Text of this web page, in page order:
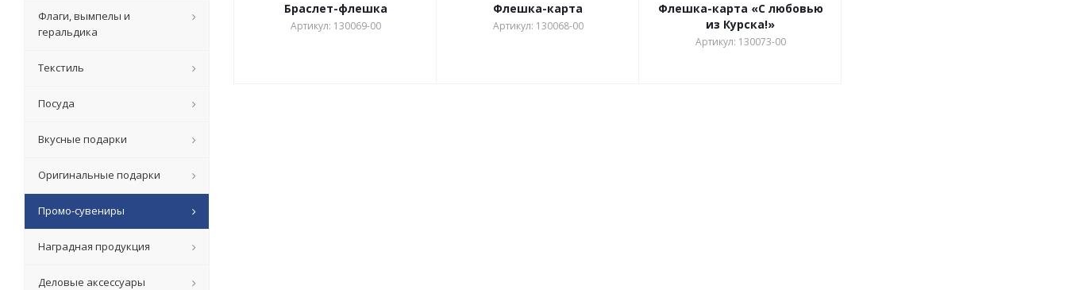
Браслет-флешка
Артикул: 130069-00
Флешка-карта
Артикул: 130068-00
Флешка-карта «С любовью
из Курска!»
Артикул: 130073-00
Флаги, вымпелы и
геральдика
Текстиль
Посуда
Вкусные подарки
Оригинальные подарки
Промо-сувениры
Наградная продукция
Деловые аксессуары